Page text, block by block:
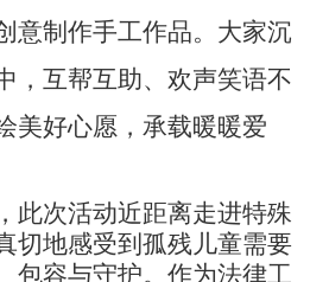
意制作手工作品。大家沉
，互帮互助、欢声笑语不
美好心愿，承载暖暖爱
此次活动近距离走进特殊
切地感受到孤残儿童需要
包容与守护。作为法律工